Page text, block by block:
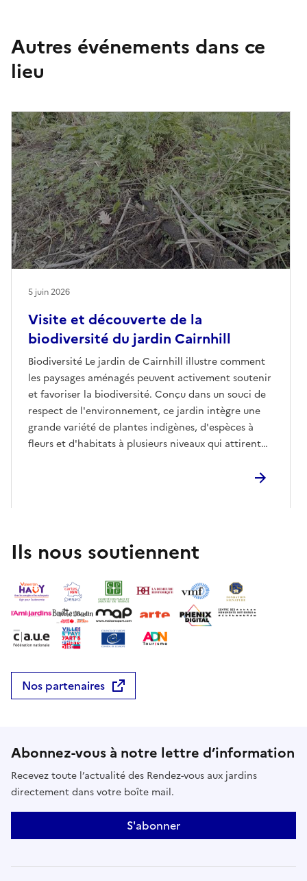
Autres événements dans ce
lieu
Visite et découverte de la
biodiversité du jardin Cairnhill
Biodiversité Le jardin de Cairnhill illustre comment
les paysages aménagés peuvent activement soutenir
et favoriser la biodiversité. Conçu dans un souci de
respect de l'environnement, ce jardin intègre une
grande variété de plantes indigènes, d'espèces à
fleurs et d'habitats à plusieurs niveaux qui attirent
s'épanouir. Les changements saisonniers sont
accueillis plutôt que contrôlés, ce qui permet aux
naturels, ce qui renforce à son tour la santé globale
du jardin. Cette approche enrichit non seulement la
biodiversité locale, mais démontre également
comment une conception intentionnelle du jardin
environnementale plus large.
5 juin 2026
Ils nous soutiennent
Nos partenaires
Abonnez-vous à notre lettre d’information
Recevez toute l’actualité des Rendez-vous aux jardins
directement dans votre boîte mail.
S'abonner